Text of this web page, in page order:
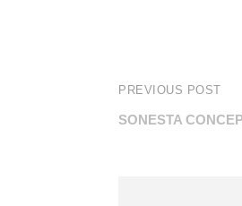
PREVIOUS POST
SONESTA